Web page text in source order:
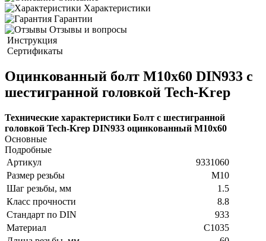
Характеристики
Гарантии
Отзывы и вопросы
Инструкция
Сертификаты
Оцинкованный болт М10х60 DIN933 с
шестигранной головкой Tech-Krep
Технические характеристики Болт с шестигранной
головкой Tech-Krep DIN933 оцинкованный М10х60
Основные
Подробные
Артикул
9331060
Размер резьбы
М10
Шаг резьбы, мм
1.5
Класс прочности
8.8
Стандарт по DIN
933
Материал
C1035